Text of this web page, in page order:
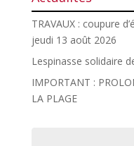
TRAVAUX : coupure
jeudi 13 août 2026
Lespinasse solidaire
IMPORTANT :
LA PLAGE